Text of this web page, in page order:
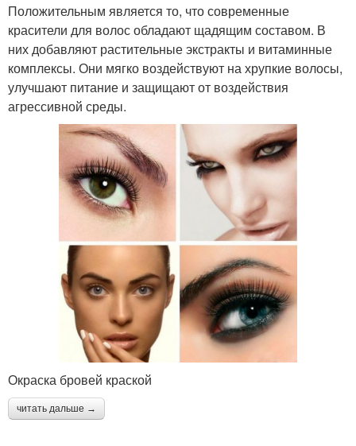
Положительным является то, что современные
красители для волос обладают щадящим составом. В
них добавляют растительные экстракты и витаминные
комплексы. Они мягко воздействуют на хрупкие волосы,
улучшают питание и защищают от воздействия
агрессивной среды.
Окраска бровей краской
читать дальше →